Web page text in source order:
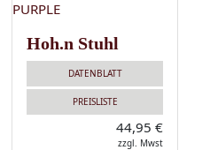
Hoh.n Stuhl
DATENBLATT
PREISLISTE
44,95 €
zzgl. Mwst